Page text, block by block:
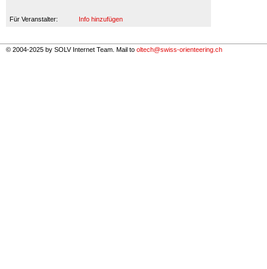
Für Veranstalter: Info hinzufügen
© 2004-2025 by SOLV Internet Team. Mail to oltech@swiss-orienteering.ch